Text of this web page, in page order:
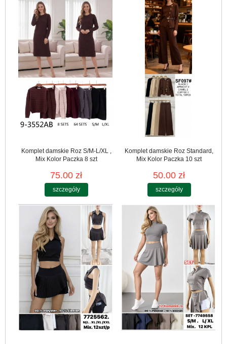
Komplet damskie Roz S/M-L/XL ,
Mix Kolor Paczka 8 szt
75.00 zł
szczegóły
Komplet damskie Roz Standard,
Mix Kolor Paczka 10 szt
50.00 zł
szczegóły